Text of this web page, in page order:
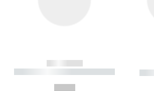
------------
----------- ----------- ----------